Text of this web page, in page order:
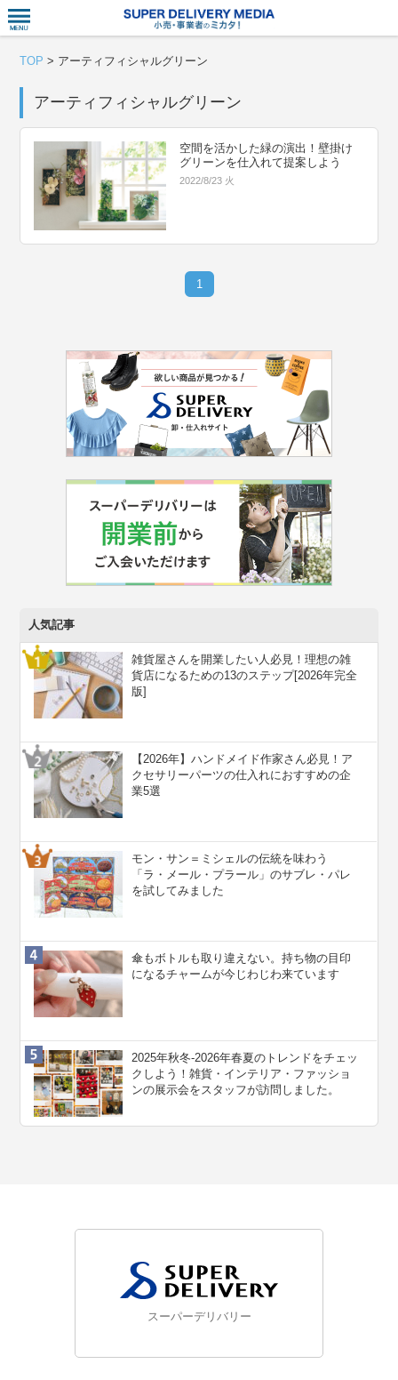
TOP > アーティフィシャルグリーン
アーティフィシャルグリーン
空間を活かした緑の演出！壁掛け
グリーンを仕入れて提案しよう
2022/8/23 火
1
人気記事
雑貨屋さんを開業したい人必見！理想の雑
貨店になるための13のステップ[2026年完全
版]
【2026年】ハンドメイド作家さん必見！ア
クセサリーパーツの仕入れにおすすめの企
業5選
モン・サン＝ミシェルの伝統を味わう
「ラ・メール・プラール」のサブレ・パレ
を試してみました
傘もボトルも取り違えない。持ち物の目印
になるチャームが今じわじわ来ています
2025年秋冬-2026年春夏のトレンドをチェッ
クしよう！雑貨・インテリア・ファッショ
ンの展示会をスタッフが訪問しました。
スーパーデリバリー